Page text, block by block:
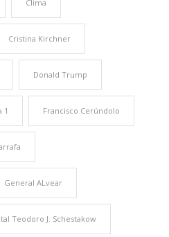
Clima
Cristina Kirchner
Donald Trump
1 Francisco Cerúndolo
General ALvear
Teodoro J. Schestakow